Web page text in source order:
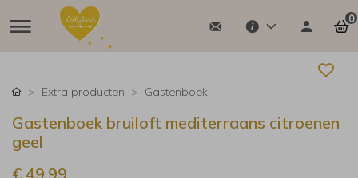
0
Extra producten Gastenboek
Gastenboek bruiloft mediterraans citroenen
geel
€ 49,99